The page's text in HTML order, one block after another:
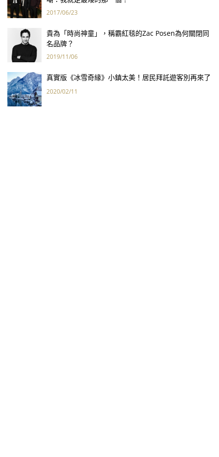
2017/06/23
貴為「時尚神童」，稱霸紅毯的Zac Posen為何關閉同
名品牌？
2019/11/06
真實版《冰雪奇緣》小鎮太美！居民拜託遊客別再來了
2020/02/11